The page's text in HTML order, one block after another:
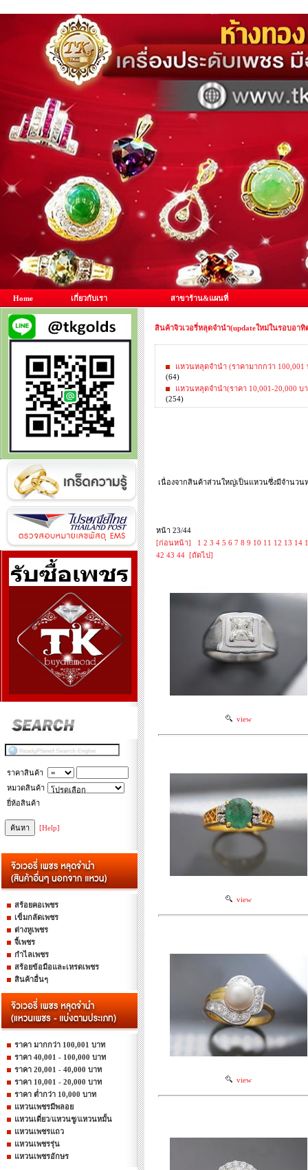
Home เกี่ยวกับเรา สาขาร้าน&แผนที่
ราคาสินค้า
หมวดสินค้า
ยี่ห้อสินค้า
[Help]
สร้อยคอเพชร
เข็มกลัดเพชร
ต่างหูเพชร
จี้เพชร
กำไลเพชร
สร้อยข้อมือและเหรดเพชร
สินค้าอื่นๆ
ราคา มากกว่า 100,001 บาท
ราคา 40,001 - 100,000 บาท
ราคา 20,001 - 40,000 บาท
ราคา 10,001 - 20,000 บาท
ราคา ต่ำกว่า 10,000 บาท
แหวนเพชรมีพลอย
แหวนเดี่ยว/แหวนชู/แหวนหมั้น
แหวนเพชรแถว
แหวนเพชรรุ่น
แหวนเพชรอักษร
สินค้าจิวเวอรี่หลุดจำนำ(updateใหม่ในรอบอาทิ
แหวนหลุดจำนำ (ราคามากกว่า 100,001
(64)
แหวนหลุดจำนำ(ราคา 10,001-20,000 บ
(254)
เนื่องจากสินค้าส่วนใหญ่เป็นแหวนซึ่งมีจำนวน
หน้า 23/44
[ก่อนหน้า]
1 2 3 4 5 6 7 8 9 10 11 12 13 14
42 43 44 [ถัดไป]
view
view
view